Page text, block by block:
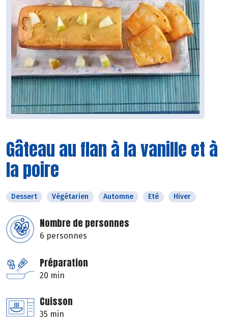
Gâteau au flan à la vanille et à
la poire
Dessert Végétarien Automne Eté Hiver
Nombre de personnes
6 personnes
Préparation
20 min
Cuisson
35 min